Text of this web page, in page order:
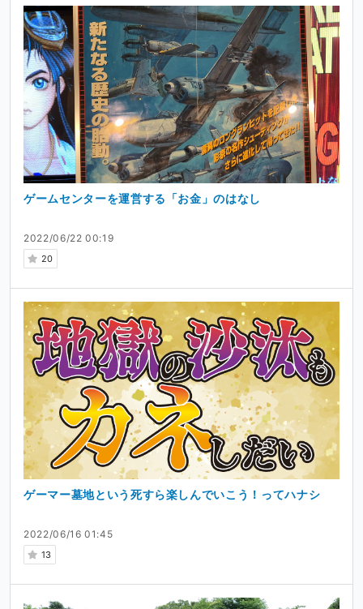
2022/06/22 00:19
20
ゲームセンターを運営する「お金」のはなし
2022/06/16 01:45
13
ゲーマー墓地という死すら楽しんでいこう！ってハナシ